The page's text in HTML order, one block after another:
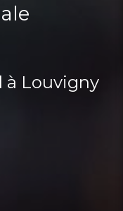
à Louvigny